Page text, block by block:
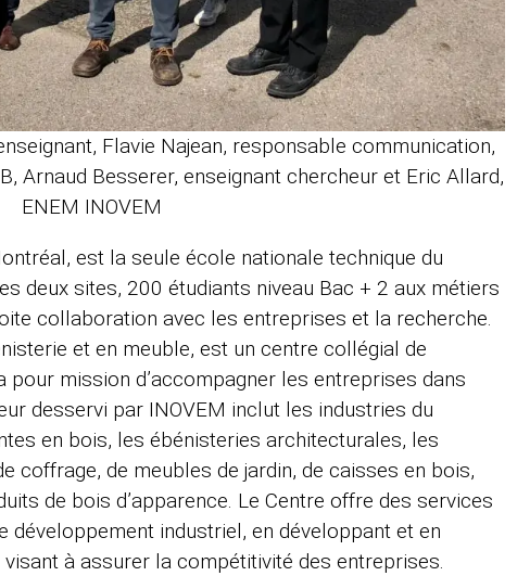
Flavie Najean, responsable communication,
Arnaud Besserer, enseignant chercheur et Eric Allard,
ENEM INOVEM
est la seule école nationale technique du
deux sites, 200 étudiants niveau Bac + 2 aux métiers
collaboration avec les entreprises et la recherche.
et en meuble, est un centre collégial de
mission d’accompagner les entreprises dans
desservi par INOVEM inclut les industries du
en bois, les ébénisteries architecturales, les
coffrage, de meubles de jardin, de caisses en bois,
de bois d’apparence. Le Centre offre des services
développement industriel, en développant et en
à assurer la compétitivité des entreprises.